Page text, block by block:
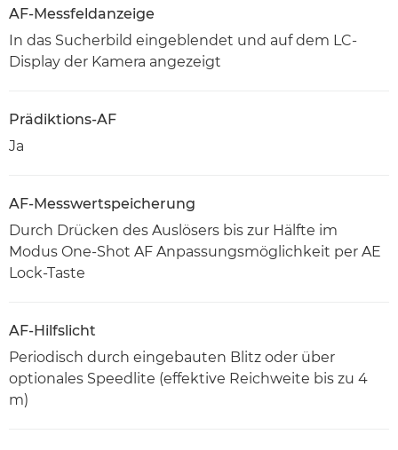
AF-Messfeldanzeige
In das Sucherbild eingeblendet und auf dem LC-
Display der Kamera angezeigt
Prädiktions-AF
Ja
AF-Messwertspeicherung
Durch Drücken des Auslösers bis zur Hälfte im
Modus One-Shot AF Anpassungsmöglichkeit per AE
Lock-Taste
AF-Hilfslicht
Periodisch durch eingebauten Blitz oder über
optionales Speedlite (effektive Reichweite bis zu 4
m)